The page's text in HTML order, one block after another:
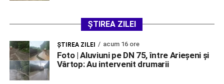
ȘTIREA ZILEI
ŞTIREA ZILEI acum 16 ore
Foto | Aluviuni pe DN 75, între Arieșeni și
Vârtop: Au intervenit drumarii